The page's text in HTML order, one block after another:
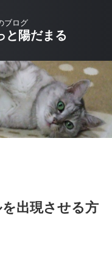
ブログ
と陽だまる
出現させる方